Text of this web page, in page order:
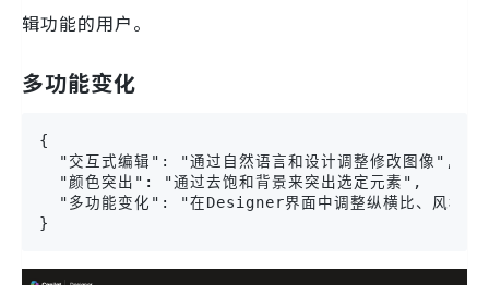
辑功能的用户。
多功能变化
{
  "交互式编辑": "通过自然语言和设计调整修改图像",
  "颜色突出": "通过去饱和背景来突出选定元素",
"多功能变化": "在Designer界面中调整纵横比、风格和
}